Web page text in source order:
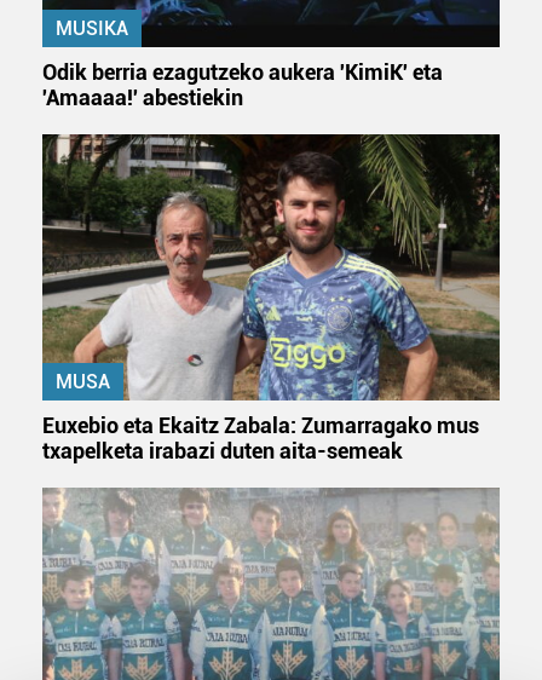
MUSIKA
Odik berria ezagutzeko aukera 'KimiK' eta
'Amaaaa!' abestiekin
MUSA
Euxebio eta Ekaitz Zabala: Zumarragako mus
txapelketa irabazi duten aita-semeak